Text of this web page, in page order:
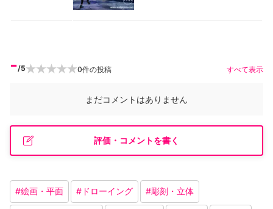
-/5 0件の投稿 すべて表示
まだコメントはありません
評価・コメントを書く
#絵画・平面 # ドローイング #彫刻・立体